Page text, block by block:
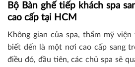
Bộ Bàn ghế tiếp khách spa
cao cấp tại HCM
Không gian của spa, thẩm mỹ
biết đến là một nơi cao cấp sang
điều đó, đầu tiên, các chủ spa sẽ